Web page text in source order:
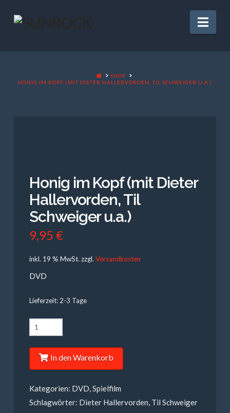
HOME
SHOP
HONIG IM KOPF (MIT DIETER HALLERVORDEN, TIL SCHWEIGER U.A.)
Honig im Kopf (mit Dieter
Hallervorden, Til
Schweiger u.a.)
9,95 €
inkl. 19 % MwSt. zzgl. Versandkosten
DVD
Lieferzeit: 2-3 Tage
Honig
im
Kopf
Hallervorden,
Til
In den Warenkorb
Kategorien: DVD,Spielfilm
Schlagwörter: Dieter Hallervorden, Til Schweiger